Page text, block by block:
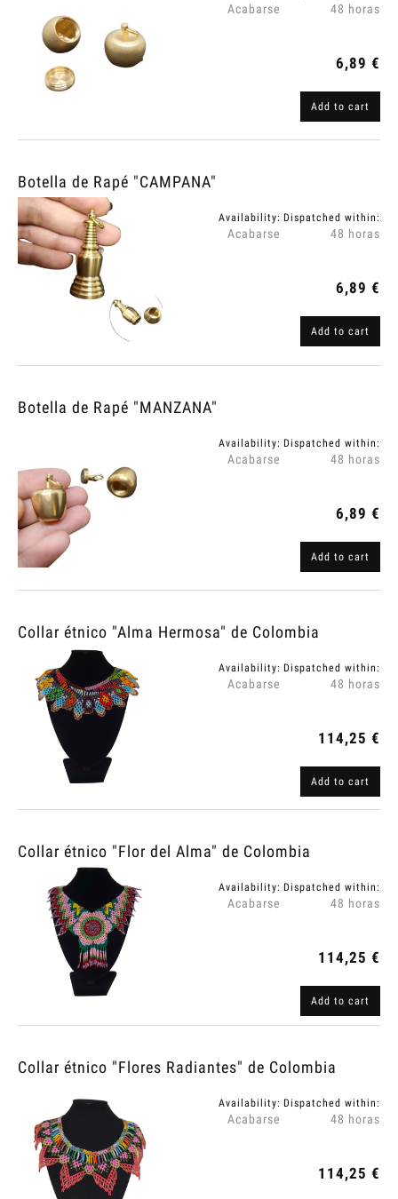
Acabarse 48 horas
6,89 €
Add to cart
Botella de Rapé "CAMPANA"
Availability:
Acabarse
Dispatched within:
48 horas
6,89 €
Add to cart
Botella de Rapé "MANZANA"
Availability:
Acabarse
Dispatched within:
48 horas
6,89 €
Add to cart
Collar étnico "Alma Hermosa" de Colombia
Availability:
Acabarse
Dispatched within:
48 horas
114,25 €
Add to cart
Collar étnico "Flor del Alma" de Colombia
Availability:
Acabarse
Dispatched within:
48 horas
114,25 €
Add to cart
Collar étnico "Flores Radiantes" de Colombia
Availability:
Acabarse
Dispatched within:
48 horas
114,25 €